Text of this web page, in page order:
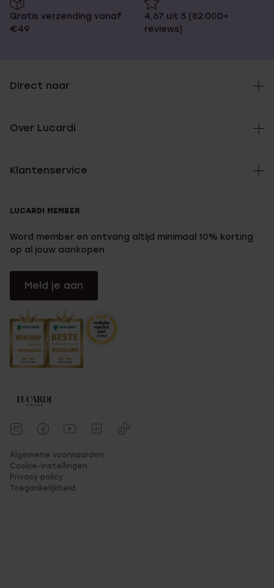
Gratis verzending vanaf
€49
4,67 uit 5 (82.000+
reviews)
Direct naar
Over Lucardi
Klantenservice
LUCARDI MEMBER
Word member en ontvang altijd minimaal 10% korting
op al jouw aankopen
Meld je aan
Algemene voorwaarden
Cookie-instellingen
Privacy policy
Toegankelijkheid